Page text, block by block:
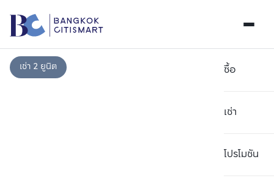
ซื้อ
เช่า
โปรโมชัน
เช่า 2 ยูนิต